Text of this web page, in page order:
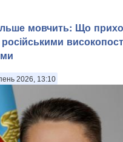
мовчить: Що
російськими
2026, 13:10